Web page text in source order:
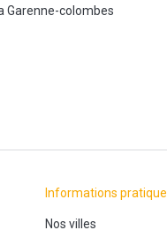
Garenne-colombes
Informations
Nos villes